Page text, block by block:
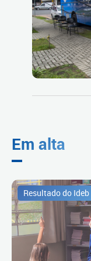
Em alta
Resultado do Ideb